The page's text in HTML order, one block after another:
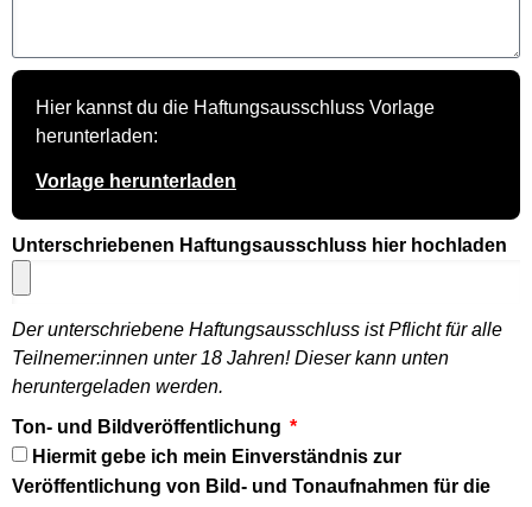
Hier kannst du die Haftungsausschluss Vorlage
herunterladen:
Vorlage herunterladen
Unterschriebenen Haftungsausschluss hier hochladen
Der unterschriebene Haftungsausschluss ist Pflicht für alle
Teilnemer:innen unter 18 Jahren! Dieser kann unten
heruntergeladen werden.
Ton- und Bildveröffentlichung
Hiermit gebe ich mein Einverständnis zur
Veröffentlichung von Bild- und Tonaufnahmen für die